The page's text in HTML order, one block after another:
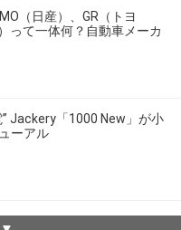
（日産）、GR（トヨ
って一体何？自動車メーカ
Jackery「1000 New」が小
ーアル